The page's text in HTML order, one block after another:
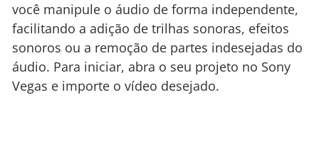
você manipule o áudio de forma independente,
facilitando a adição de trilhas sonoras, efeitos
sonoros ou a remoção de partes indesejadas do
áudio. Para iniciar, abra o seu projeto no Sony
Vegas e importe o vídeo desejado.